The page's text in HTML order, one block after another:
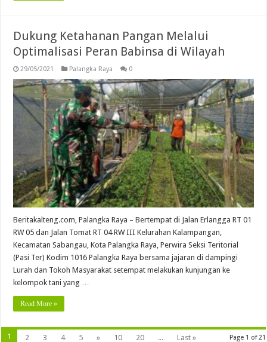
Dukung Ketahanan Pangan Melalui
Optimalisasi Peran Babinsa di Wilayah
29/05/2021 Palangka Raya 0
Beritakalteng.com, Palangka Raya – Bertempat di Jalan Erlangga RT 01
RW 05 dan Jalan Tomat RT 04 RW III Kelurahan Kalampangan,
Kecamatan Sabangau, Kota Palangka Raya, Perwira Seksi Teritorial
(Pasi Ter) Kodim 1016 Palangka Raya bersama jajaran di dampingi
Lurah dan Tokoh Masyarakat setempat melakukan kunjungan ke
kelompok tani yang …
Read More »
Page 1 of 21
1 2 3 4 5 » 10 20 ... Last »